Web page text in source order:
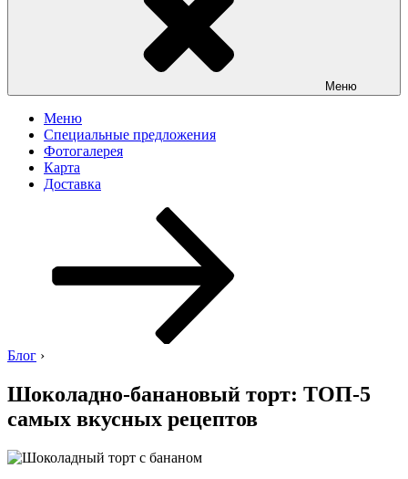
Меню
Меню
Специальные предложения
Фотогалерея
Карта
Доставка
Блог ›
Шоколадно-банановый торт: ТОП-5
самых вкусных рецептов